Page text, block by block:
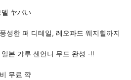
ヤバい
성한 퍼 디테일, 레오파드 웨지힐까지
본 갸루 센언니 무드 완성 -!!
무료 꺅